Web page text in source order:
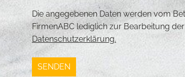
Die angegebenen Daten werden vom
FirmenABC lediglich zur Bearbeitung
Datenschutzerklärung.
SENDEN